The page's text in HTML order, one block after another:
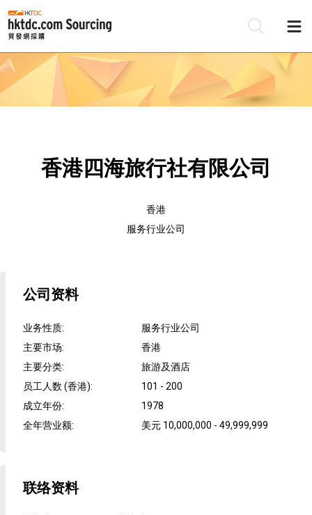
香港四海旅行社有限公司
香港
服务行业公司
公司资料
业务性质:
服务行业公司
主要市场:
香港
主要分类:
旅游及酒店
员工人数 (香港):
101 - 200
成立年份:
1978
全年营业额: 美元 10,000,000 - 49,999,999
联络资料